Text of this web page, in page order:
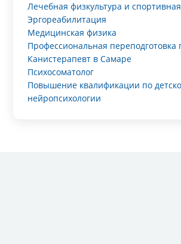
Лечебная физкультура и
Эргореабилитация
Медицинская физика
Профессиональная переподготовка
Канистерапевт в Самаре
Психосоматолог
Повышение квалификации по
нейропсихологии